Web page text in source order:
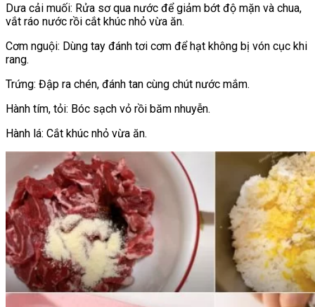
Dưa cải muối: Rửa sơ qua nước để giảm bớt độ mặn và chua,
vắt ráo nước rồi cắt khúc nhỏ vừa ăn.
Cơm nguội: Dùng tay đánh tơi cơm để hạt không bị vón cục khi
rang.
Trứng: Đập ra chén, đánh tan cùng chút nước mắm.
Hành tím, tỏi: Bóc sạch vỏ rồi băm nhuyễn.
Hành lá: Cắt khúc nhỏ vừa ăn.